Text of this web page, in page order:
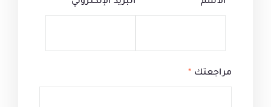
مراجعتك *
الاسم* البريد الإلكتروني *